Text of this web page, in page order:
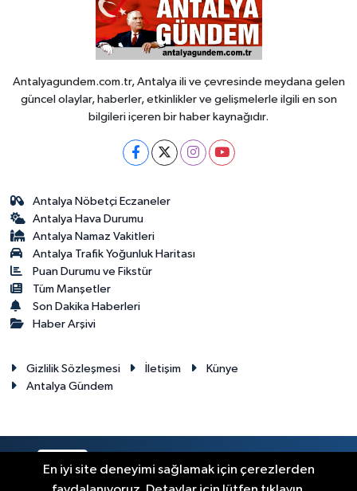
Antalyagundem.com.tr, Antalya ili ve çevresinde meydana gelen
güncel olaylar, haberler, etkinlikler ve gelişmelerle ilgili en son
bilgileri içeren bir haber kaynağıdır.
Antalya Nöbetçi Eczaneler
Antalya Hava Durumu
Antalya Namaz Vakitleri
Antalya Trafik Yoğunluk Haritası
Puan Durumu ve Fikstür
Tüm Manşetler
Son Dakika Haberleri
Haber Arşivi
Gizlilik Sözleşmesi İletişim
Künye
Antalya Gündem
RSS Copyright © 2024. Her hakkı saklıdır.
En iyi site deneyimi sağlamak için çerezlerden